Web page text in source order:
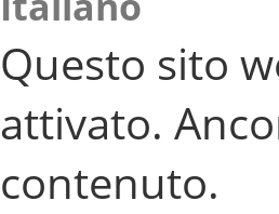
Questo sito
attivato.
contenuto.